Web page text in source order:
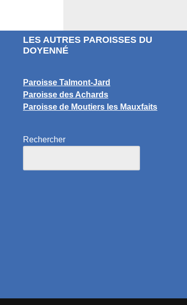
LES AUTRES PAROISSES DU
DOYENNÉ
Paroisse Talmont-Jard
Paroisse des Achards
Paroisse de Moutiers les Mauxfaits
Rechercher